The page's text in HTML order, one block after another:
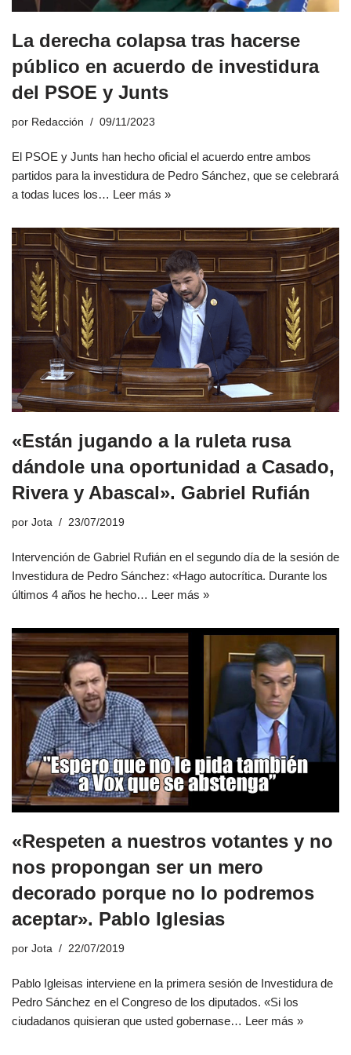
La derecha colapsa tras hacerse
público en acuerdo de investidura
del PSOE y Junts
por Redacción 09/11/2023
El PSOE y Junts han hecho oficial el acuerdo entre ambos
partidos para la investidura de Pedro Sánchez, que se celebrará
a todas luces los… Leer más »
«Están jugando a la ruleta rusa
dándole una oportunidad a Casado,
Rivera y Abascal». Gabriel Rufián
por Jota 23/07/2019
Intervención de Gabriel Rufián en el segundo día de la sesión de
Investidura de Pedro Sánchez: «Hago autocrítica. Durante los
últimos 4 años he hecho… Leer más »
«Respeten a nuestros votantes y no
nos propongan ser un mero
decorado porque no lo podremos
aceptar». Pablo Iglesias
por Jota 22/07/2019
Pablo Igleisas interviene en la primera sesión de Investidura de
Pedro Sánchez en el Congreso de los diputados. «Si los
ciudadanos quisieran que usted gobernase… Leer más »